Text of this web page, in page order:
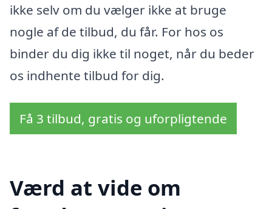
ikke selv om du vælger ikke at bruge
nogle af de tilbud, du får. For hos os
binder du dig ikke til noget, når du beder
os indhente tilbud for dig.
Få 3 tilbud, gratis og uforpligtende
Værd at vide om